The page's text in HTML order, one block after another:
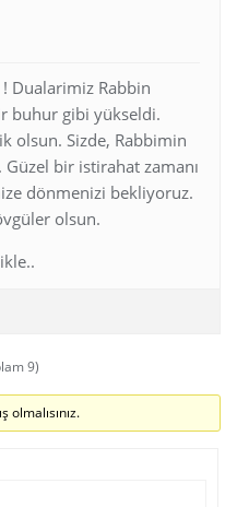
Dualarimiz Rabbin
buhur gibi yükseldi.
olsun. Sizde, Rabbimin
bir istirahat zamanı
dönmenizi bekliyoruz.
olsun.
9)
olmalısınız.